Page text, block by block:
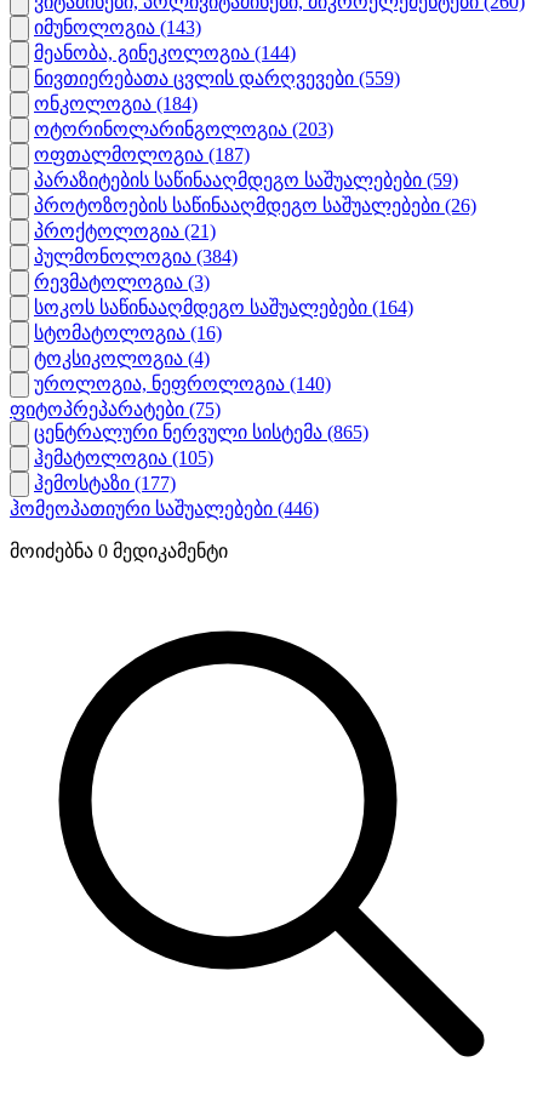
იმუნოლოგია (143)
მეანობა, გინეკოლოგია (144)
ნივთიერებათა ცვლის დარღვევები (559)
ონკოლოგია (184)
ოტორინოლარინგოლოგია (203)
ოფთალმოლოგია (187)
პარაზიტების საწინააღმდეგო საშუალებები (59)
პროტოზოების საწინააღმდეგო საშუალებები (26)
პროქტოლოგია (21)
პულმონოლოგია (384)
რევმატოლოგია (3)
სოკოს საწინააღმდეგო საშუალებები (164)
სტომატოლოგია (16)
ტოკსიკოლოგია (4)
უროლოგია, ნეფროლოგია (140)
ფიტოპრეპარატები (75)
ცენტრალური ნერვული სისტემა (865)
ჰემატოლოგია (105)
ჰემოსტაზი (177)
ჰომეოპათიური საშუალებები (446)
მოიძებნა 0 მედიკამენტი